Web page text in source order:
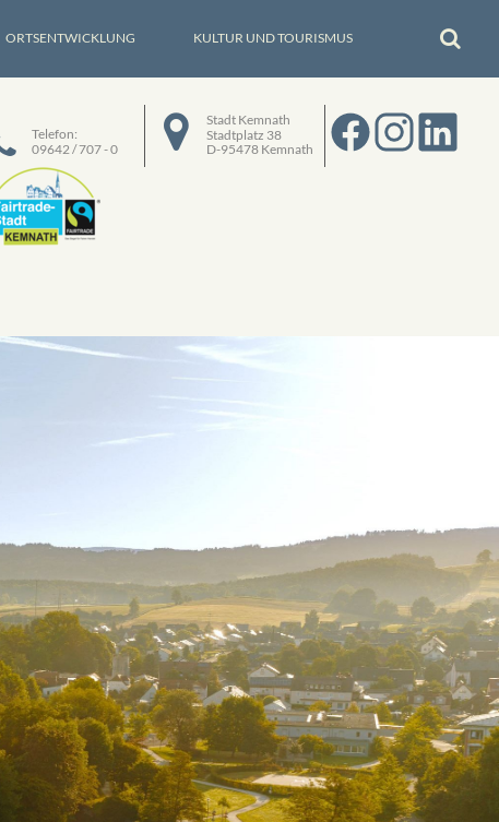
ORTSENTWICKLUNG KULTUR UND TOURISMUS
Telefon:
09642 / 707 - 0
Stadt Kemnath
Stadtplatz 38
D-95478 Kemnath